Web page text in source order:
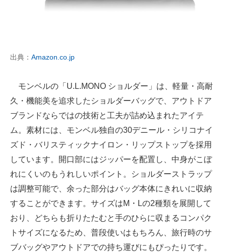
出典： Amazon.co.jp
モンベルの「U.L.MONO ショルダー」は、軽量・高耐
久・機能美を追求したショルダーバッグで、アウトドア
ブランドならではの技術と工夫が詰め込まれたアイテ
ム。素材には、モンベル独自の30デニール・シリコナイ
ズド・バリスティックナイロン・リップストップを採用
しています。開口部にはジッパーを配置し、中身がこぼ
れにくいのもうれしいポイント。ショルダーストラップ
は調整可能で、余った部分はバッグ本体にきれいに収納
することができます。サイズはM・Lの2種類を展開して
おり、どちらも折りたたむと手のひらに収まるコンパク
トサイズになるため、普段使いはもちろん、旅行時のサ
ブバッグやアウトドアでの持ち運びにもぴったりです。